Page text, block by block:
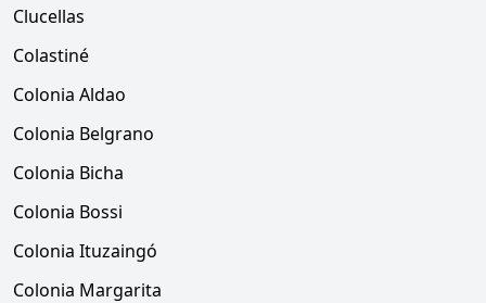
Clucellas
Colastiné
Colonia Aldao
Colonia Belgrano
Colonia Bicha
Colonia Bossi
Colonia Ituzaingó
Colonia Margarita